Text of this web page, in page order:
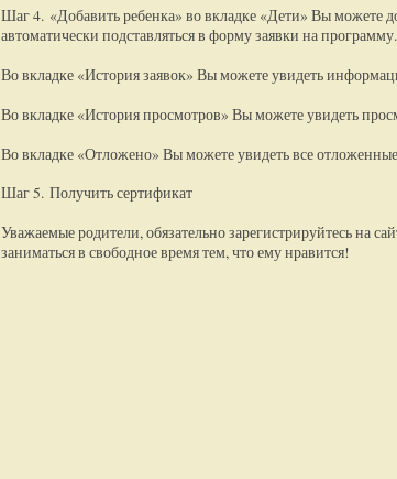
Шаг 4. «Добавить ребенка» во вкладке «Дети» Вы можете
автоматически подставляться в форму заявки на программу.
Во вкладке «История заявок» Вы можете увидеть
Во вкладке «История просмотров» Вы можете увидеть
Во вкладке «Отложено» Вы можете увидеть все
Шаг 5. Получить сертификат
Уважаемые родители, обязательно зарегистрируйтесь на
заниматься в свободное время тем, что ему нравится!